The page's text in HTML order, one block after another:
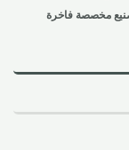
مخصصة فاخرة